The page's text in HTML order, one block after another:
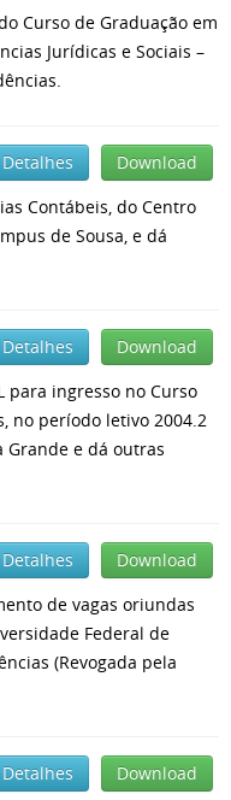
Curso de Graduação em
Jurídicas e Sociais –
Download
Detalhes
Contábeis, do Centro
de Sousa, e dá
Download
Detalhes
para ingresso no Curso
no período letivo 2004.2
Grande e dá outras
Download
Detalhes
de vagas oriundas
Federal de
(Revogada pela
Download
Detalhes